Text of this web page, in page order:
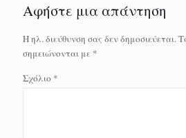
Αφήστε μια απάντηση
Η ηλ. διεύθυνση σας δεν δημοσιεύεται.
σημειώνονται με *
Σχόλιο *